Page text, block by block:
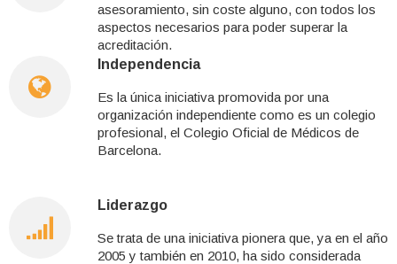
asesoramiento, sin coste alguno, con todos los
aspectos necesarios para poder superar la
acreditación.
Independencia
Es la única iniciativa promovida por una
organización independiente como es un colegio
profesional, el Colegio Oficial de Médicos de
Barcelona.
Liderazgo
Se trata de una iniciativa pionera que, ya en el año
2005 y también en 2010, ha sido considerada